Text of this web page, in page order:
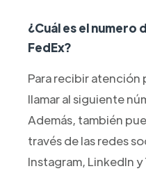
¿Cuál es el numero
FedEx?
Para recibir atención
llamar al siguiente
Además, también
través de las redes
Instagram, LinkedIn y